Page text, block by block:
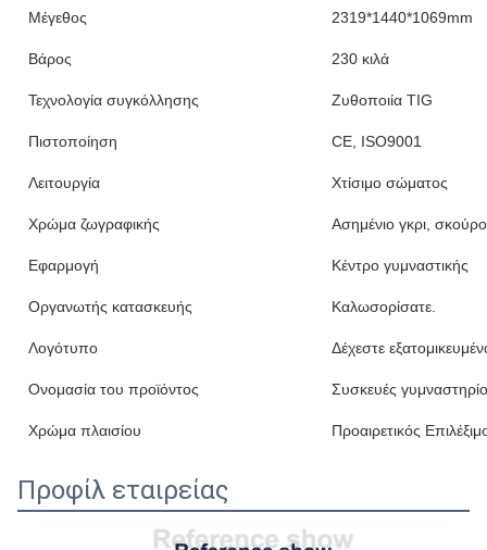
Μέγεθος 2319*1440*1069mm
Βάρος 230 κιλά
Τεχνολογία συγκόλλησης Ζυθοποιία TIG
Πιστοποίηση CE, ISO9001
Λειτουργία Χτίσιμο σώματος
Χρώμα ζωγραφικής Ασημένιο γκρι,
Εφαρμογή Κέντρο γυμναστικής
Οργανωτής κατασκευής Καλωσορίσατε.
Λογότυπο Δέχεστε
Ονομασία του προϊόντος Συσκευές
Χρώμα πλαισίου Προαιρετικός
Προφίλ εταιρείας